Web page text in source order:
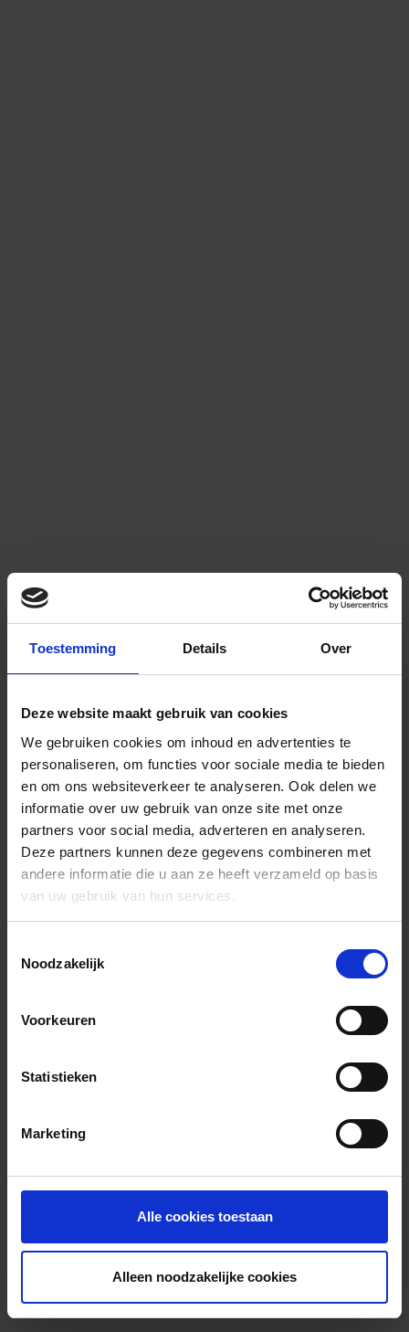
Toestemming Details Over
Deze website maakt gebruik van cookies
We gebruiken cookies om inhoud en advertenties te
personaliseren, om functies voor sociale media te bieden
en om ons websiteverkeer te analyseren. Ook delen we
informatie over uw gebruik van onze site met onze
partners voor social media, adverteren en analyseren.
Deze partners kunnen deze gegevens combineren met
andere informatie die u aan ze heeft verzameld op basis
van uw gebruik van hun services.
Noodzakelijk
Voorkeuren
Statistieken
Marketing
Alle cookies toestaan
Alleen noodzakelijke cookies